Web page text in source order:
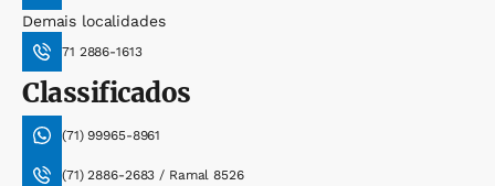
Demais localidades
71 2886-1613
Classificados
(71) 99965-8961
(71) 2886-2683 / Ramal 8526